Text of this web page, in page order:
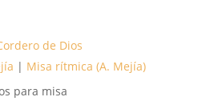
de Dios
| Misa rítmica (A. Mejía)
para misa